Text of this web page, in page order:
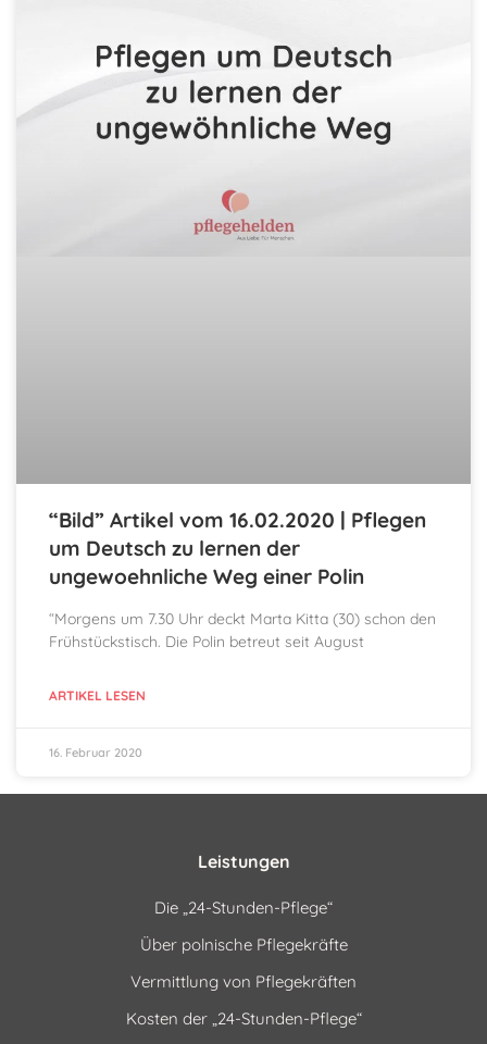
“Bild” Artikel vom 16.02.2020 | Pflegen
um Deutsch zu lernen der
ungewoehnliche Weg einer Polin
“Morgens um 7.30 Uhr deckt Marta Kitta (30) schon den
Frühstückstisch. Die Polin betreut seit August
ARTIKEL LESEN
16. Februar 2020
Leistungen
Die „24-Stunden-Pflege“
Über polnische Pflegekräfte
Vermittlung von Pflegekräften
Kosten der „24-Stunden-Pflege“